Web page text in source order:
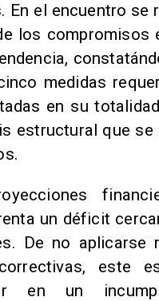
En el encuentro se
los compromisos
medidas
en su
estructural que se
un déficit
De no aplicarse
este
en un